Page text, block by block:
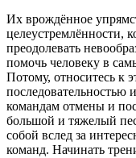
Их врождённое
целеустремлённости,
преодолевать
помочь человеку в
Потому, относитесь к
последовательностью
командам отмены и
большой и тяжелый
собой вслед за
команд. Начинать